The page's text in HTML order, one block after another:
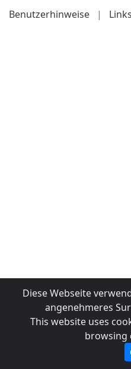
Benutzerhinweise
| Links
Diese Webseite
angenehmeres
This website uses
browsing